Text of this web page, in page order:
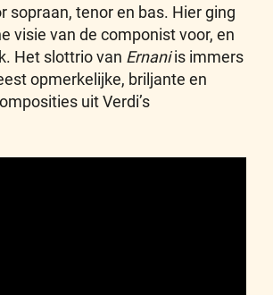
sopraan, tenor en bas. Hier ging
visie van de componist voor, en
Het slottrio van Ernaniis immers
opmerkelijke, briljante en
uit Verdi’s